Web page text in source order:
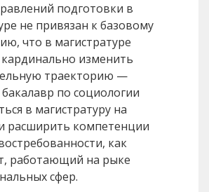
подготовки в
не привязан к базовому
что в магистратуре
изменить
траекторию —
по социологии
в магистратуру на
расширить компетенции
как
работающий на рыке
сфер.